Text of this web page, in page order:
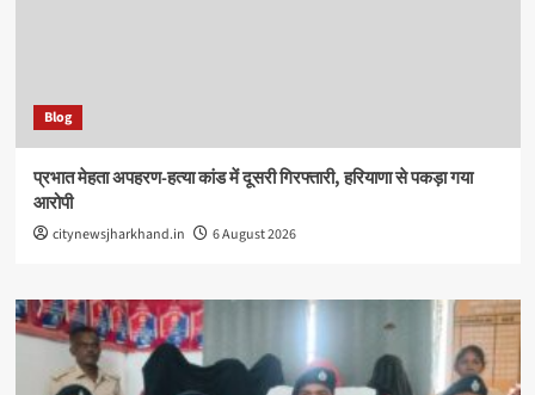
Blog
प्रभात मेहता अपहरण-हत्या कांड में दूसरी गिरफ्तारी, हरियाणा से पकड़ा गया
आरोपी
citynewsjharkhand.in 6 August 2026